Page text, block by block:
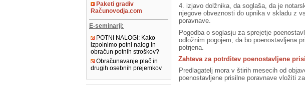
Paketi gradiv
Računovodja.com
E-seminarji:
POTNI NALOGI: Kako
izpolnimo potni nalog in
obračun potnih stroškov?
Obračunavanje plač in
drugih osebnih prejemkov
4. izjavo dolžnika, da soglaša, da je
njegove obveznosti do upnika v skladu z
poravnave.
Pogodba o soglasju za sprejetje
odložnim pogojem, da bo poenostavljena
potrjena.
Zahteva za potrditev poenostavljene
Predlagatelj mora v štirih mesecih od
poenostavljene prisilne poravnave vložiti